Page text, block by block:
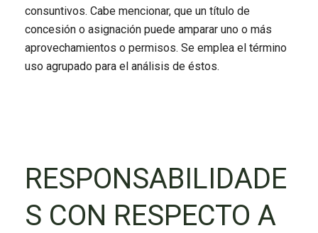
consuntivos. Cabe mencionar, que un título de
concesión o asignación puede amparar uno o más
aprovechamientos o permisos. Se emplea el término
uso agrupado para el análisis de éstos.
RESPONSABILIDADE
S CON RESPECTO A